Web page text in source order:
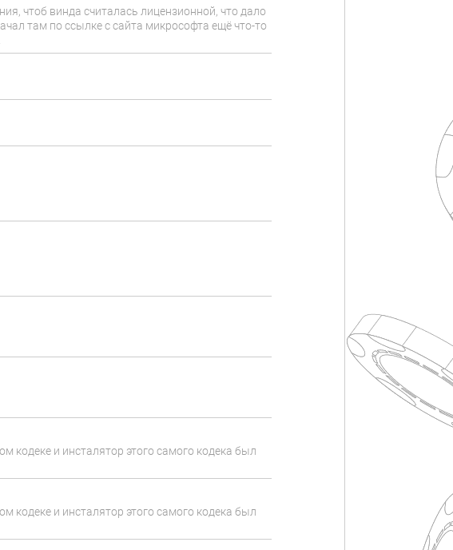
чтоб винда считалась лицензионной, что дало
там по ссылке с сайта микрософта ещё что-то
кодеке и инсталятор этого самого кодека был
кодеке и инсталятор этого самого кодека был